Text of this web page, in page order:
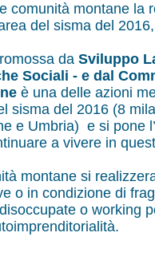
comunità montane la
del sisma del
daSviluppo
Sociali - e dal
è una delle azioni
sisma del 2016 (8
e Umbria) e si pone
a vivere in
montane si
o in condizione di
o working